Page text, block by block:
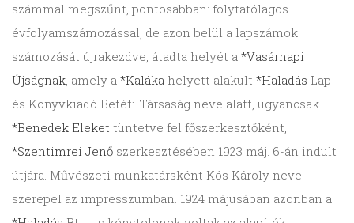
számmal megszűnt, pontosabban: folytatólagos
évfolyamszámozással, de azon belül a lapszámok
számozását újrakezdve, átadta helyét a *Vasárnapi
Újságnak, amely a *Kaláka helyett alakult *Haladás Lap-
és Könyvkiadó Betéti Társaság neve alatt, ugyancsak
*Benedek Eleket tüntetve fel főszerkesztőként,
*Szentimrei Jenő szerkesztésében 1923 máj. 6-án indult
útjára. Művészeti munkatársként Kós Károly neve
szerepel az impresszumban. 1924 májusában azonban a